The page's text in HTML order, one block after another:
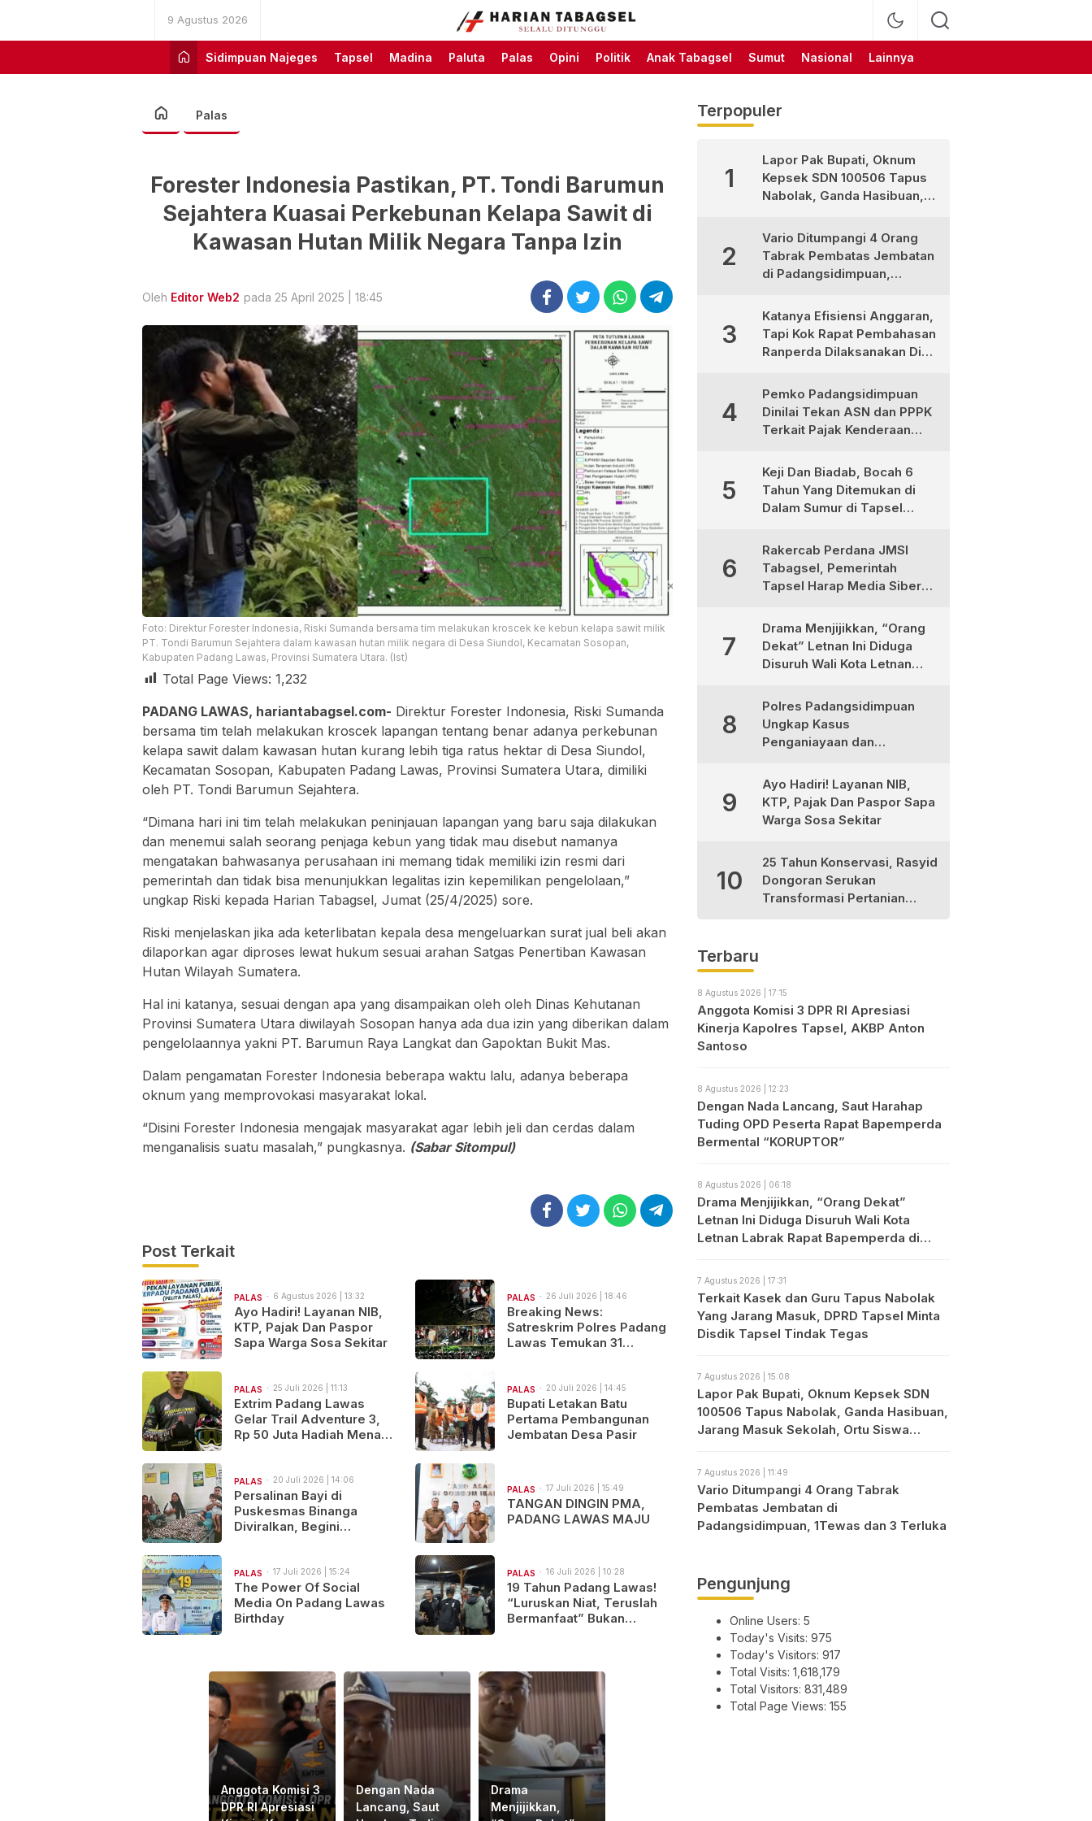
9 Agustus 2026
Harian Tabagsel
Harian Tabagsel Official
Website
Sidimpuan Najeges
Tapsel Madina Paluta Palas Opini Politik Anak Tabagsel Sumut Nasional Lainnya
Palas
Forester Indonesia Pastikan, PT. Tondi Barumun
Sejahtera Kuasai Perkebunan Kelapa Sawit di
Kawasan Hutan Milik Negara Tanpa Izin
Oleh Editor Web2 pada 25 April 2025 | 18:45
Foto: Direktur Forester Indonesia, Riski Sumanda bersama tim melakukan kroscek ke kebun kelapa sawit milik
PT. Tondi Barumun Sejahtera dalam kawasan hutan milik negara di Desa Siundol, Kecamatan Sosopan,
Kabupaten Padang Lawas, Provinsi Sumatera Utara. (Ist)
Total Page Views: 1,232
PADANG LAWAS, hariantabagsel.com- Direktur Forester Indonesia, Riski Sumanda
bersama tim telah melakukan kroscek lapangan tentang benar adanya perkebunan
kelapa sawit dalam kawasan hutan kurang lebih tiga ratus hektar di Desa Siundol,
Kecamatan Sosopan, Kabupaten Padang Lawas, Provinsi Sumatera Utara, dimiliki
oleh PT. Tondi Barumun Sejahtera.
“Dimana hari ini tim telah melakukan peninjauan lapangan yang baru saja dilakukan
dan menemui salah seorang penjaga kebun yang tidak mau disebut namanya
mengatakan bahwasanya perusahaan ini memang tidak memiliki izin resmi dari
pemerintah dan tidak bisa menunjukkan legalitas izin kepemilikan pengelolaan,”
ungkap Riski kepada Harian Tabagsel, Jumat (25/4/2025) sore.
Riski menjelaskan jika ada keterlibatan kepala desa mengeluarkan surat jual beli akan
dilaporkan agar diproses lewat hukum sesuai arahan Satgas Penertiban Kawasan
Hutan Wilayah Sumatera.
Hal ini katanya, sesuai dengan apa yang disampaikan oleh oleh Dinas Kehutanan
Provinsi Sumatera Utara diwilayah Sosopan hanya ada dua izin yang diberikan dalam
pengelolaannya yakni PT. Barumun Raya Langkat dan Gapoktan Bukit Mas.
Dalam pengamatan Forester Indonesia beberapa waktu lalu, adanya beberapa
oknum yang memprovokasi masyarakat lokal.
“Disini Forester Indonesia mengajak masyarakat agar lebih jeli dan cerdas dalam
menganalisis suatu masalah,” pungkasnya. (Sabar Sitompul)
Post Terkait
PALAS 6 Agustus 2026 | 13:32
Ayo Hadiri! Layanan NIB,
KTP, Pajak Dan Paspor
Sapa Warga Sosa Sekitar
PALAS 26 Juli 2026 | 18:46
Breaking News:
Satreskrim Polres Padang
Lawas Temukan 31
PALAS 25 Juli 2026 | 11:13
Extrim Padang Lawas
Gelar Trail Adventure 3,
Rp 50 Juta Hadiah Menanti
Hobi!
PALAS 20 Juli 2026 | 14:45
Bupati Letakan Batu
Pertama Pembangunan
Jembatan Desa Pasir
PALAS 20 Juli 2026 | 14:06
Persalinan Bayi di
Puskesmas Binanga
Diviralkan, Begini
PALAS 17 Juli 2026 | 15:49
TANGAN DINGIN PMA,
PADANG LAWAS MAJU
PALAS 17 Juli 2026 | 15:24
The Power Of Social
Media On Padang Lawas
Birthday
PALAS 16 Juli 2026 | 10:28
19 Tahun Padang Lawas!
“Luruskan Niat, Teruslah
Bermanfaat” Bukan
Anggota Komisi 3
DPR RI Apresiasi
Dengan Nada
Lancang, Saut
Drama
Menjijikkan,
Terpopuler
1
Lapor Pak Bupati, Oknum
Kepsek SDN 100506 Tapus
Nabolak, Ganda Hasibuan,
Siswa Protes
2
Vario Ditumpangi 4 Orang
Tabrak Pembatas Jembatan
di Padangsidimpuan,
3
Katanya Efisiensi Anggaran,
Tapi Kok Rapat Pembahasan
Ranperda Dilaksanakan Di
4
Pemko Padangsidimpuan
Dinilai Tekan ASN dan PPPK
Terkait Pajak Kenderaan
5
Keji Dan Biadab, Bocah 6
Tahun Yang Ditemukan di
Dalam Sumur di Tapsel
Pembunuhan, Pelaku
Berhasil di Bekuk Polisi
6
Rakercab Perdana JMSI
Tabagsel, Pemerintah
Tapsel Harap Media Siber
Pembangunan
7
Drama Menjijikkan, “Orang
Dekat” Letnan Ini Diduga
Disuruh Wali Kota Letnan
di Medan
8
Polres Padangsidimpuan
Ungkap Kasus
Penganiayaan dan
Diamankan
9
Ayo Hadiri! Layanan NIB,
KTP, Pajak Dan Paspor Sapa
Warga Sosa Sekitar
10
25 Tahun Konservasi, Rasyid
Dongoran Serukan
Transformasi Pertanian
Terbaru
8 Agustus 2026 | 17:15
Anggota Komisi 3 DPR RI Apresiasi
Kinerja Kapolres Tapsel, AKBP Anton
Santoso
8 Agustus 2026 | 12:23
Dengan Nada Lancang, Saut Harahap
Tuding OPD Peserta Rapat Bapemperda
Bermental “KORUPTOR”
8 Agustus 2026 | 06:18
Drama Menjijikkan, “Orang Dekat”
Letnan Ini Diduga Disuruh Wali Kota
Letnan Labrak Rapat Bapemperda di
7 Agustus 2026 | 17:31
Terkait Kasek dan Guru Tapus Nabolak
Yang Jarang Masuk, DPRD Tapsel Minta
Disdik Tapsel Tindak Tegas
7 Agustus 2026 | 15:08
Lapor Pak Bupati, Oknum Kepsek SDN
100506 Tapus Nabolak, Ganda Hasibuan,
Jarang Masuk Sekolah, Ortu Siswa
7 Agustus 2026 | 11:49
Vario Ditumpangi 4 Orang Tabrak
Pembatas Jembatan di
Padangsidimpuan, 1Tewas dan 3 Terluka
Pengunjung
Online Users: 5
Today's Visits: 975
Today's Visitors: 917
Total Visits: 1,618,179
Total Visitors: 831,489
Total Page Views: 155